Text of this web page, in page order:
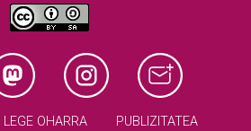
LEGE OHARRA PUBLIZITATEA